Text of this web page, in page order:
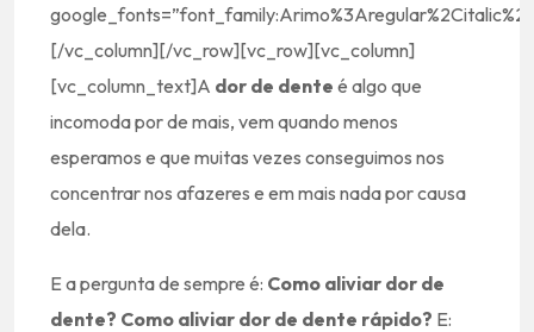
[/vc_column][/vc_row][vc_row][vc_column]
[vc_column_text]A dor de dente é algo que
incomoda por de mais, vem quando menos
esperamos e que muitas vezes conseguimos nos
concentrar nos afazeres e em mais nada por causa
dela.
E a pergunta de sempre é: Como aliviar dor de
dente? Como aliviar dor de dente rápido? E: